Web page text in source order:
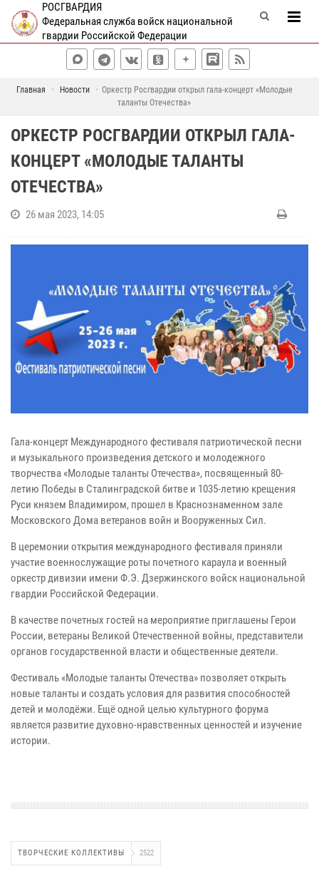
РОСГВАРДИЯ
Федеральная служба войск национальной
гвардии Российской Федерации
Главная Новости
Оркестр Росгвардии открыл гала-концерт «Молодые
таланты Отечества»
ОРКЕСТР РОСГВАРДИИ ОТКРЫЛ ГАЛА-
КОНЦЕРТ «МОЛОДЫЕ ТАЛАНТЫ
ОТЕЧЕСТВА»
26 мая 2023, 14:05
Гала-концерт Международного фестиваля патриотической песни
и музыкального произведения детского и молодежного
творчества «Молодые таланты Отечества», посвященный 80-
летию Победы в Сталинградской битве и 1035-летию крещения
Руси князем Владимиром, прошел в Краснознаменном зале
Московского Дома ветеранов войн и Вооруженных Сил.
В церемонии открытия международного фестиваля приняли
участие военнослужащие роты почетного караула и военный
оркестр дивизии имени Ф.Э. Дзержинского войск национальной
гвардии Российской Федерации.
В качестве почетных гостей на мероприятие приглашены Герои
России, ветераны Великой Отечественной войны, представители
органов государственной власти и общественные деятели.
Фестиваль «Молодые таланты Отечества» позволяет открыть
новые таланты и создать условия для развития способностей
детей и молодёжи. Ещё одной целью культурного форума
является развитие духовно-нравственных ценностей и изучение
истории.
ТВОРЧЕСКИЕ КОЛЛЕКТИВЫ 2522